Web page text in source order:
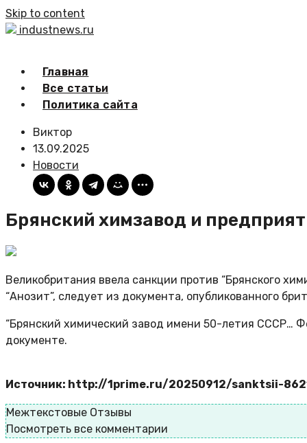
Skip to content
industnews.ru
Главная
Все статьи
Политика сайта
Виктор
13.09.2025
Новости
Брянский химзавод и
Великобритания ввела санкции против “Брянского
“Анозит”, следует из документа, опубликованного
“Брянский химический завод имени 50-летия СССР…
документе.
Источник: http://1prime.ru/20250912/sanktsii-
Межтекстовые Отзывы
Посмотреть все комментарии